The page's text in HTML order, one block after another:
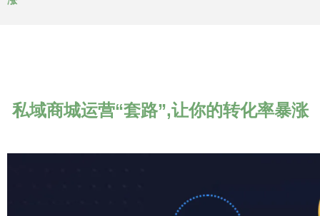
私域商城运营“套路”,让你的转化率暴涨